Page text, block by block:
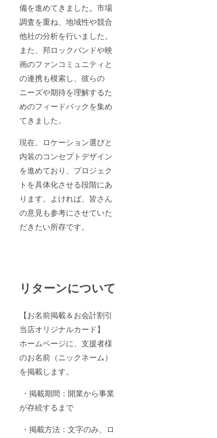
備を進めてきました。市場
調査を重ね、地域性や競合
他社の分析を行いました。
また、邦ロックバンドや映
画のファンコミュニティと
の連携も模索し、彼らの
ニーズや期待を理解するた
めのフィードバックを集め
てきました。
現在、ロケーション選びと
内装のコンセプトデザイン
を進めており、プロジェク
トを具体化させる段階にあ
ります。よければ、皆さん
の意見も参考にさせていた
だきたい所存です。
リターンについて
【お名前掲載＆お会計割引
当店オリジナルカード】
ホームページに、支援者様
のお名前（ニックネーム）
を掲載します。
・掲載期間：開業から事業
が存続するまで
・掲載方法：文字のみ、ロ